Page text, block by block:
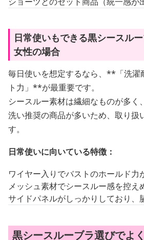
日常使いもできる黒シースル
女性の場合
毎日使いを想定するなら、**「洗濯
ト力」**が最重要です。
シースルー素材は繊細なものが多く
洗い推奨の商品が多いため、取り扱
す。
日常使いに向いている特徴：
ワイヤー入りでバストのホールド力
メッシュ素材でシースルー感を控え
サイドパネルがしっかりしており、
黒シースルーブラ選びでよ